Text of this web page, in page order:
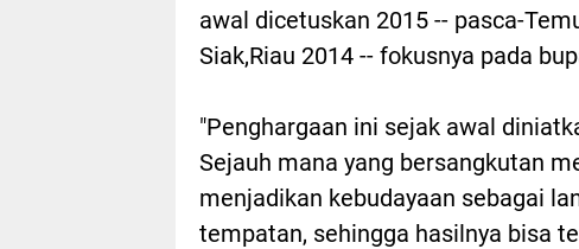
awal dicetuskan 2015 -- pasca-
Siak,Riau 2014 -- fokusnya pada
"Penghargaan ini sejak awal
Sejauh mana yang bersangkutan
menjadikan kebudayaan sebagai
tempatan, sehingga hasilnya bisa